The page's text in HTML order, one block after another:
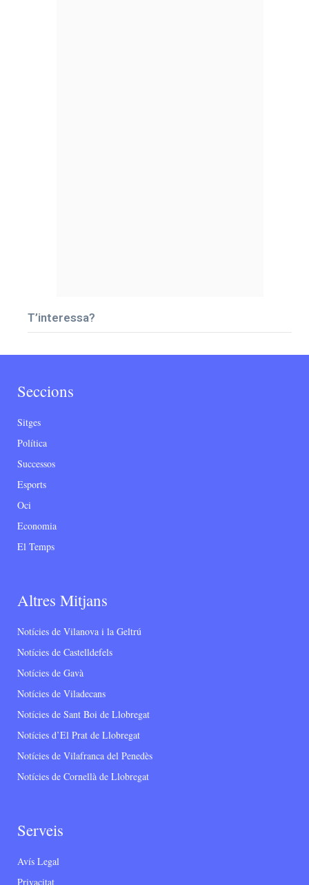
T’interessa?
Seccions
Sitges
Política
Successos
Esports
Oci
Economia
El Temps
Altres Mitjans
Notícies de Vilanova i la Geltrú
Notícies de Castelldefels
Notícies de Gavà
Notícies de Viladecans
Notícies de Sant Boi de Llobregat
Notícies d’El Prat de Llobregat
Notícies de Vilafranca del Penedès
Notícies de Cornellà de Llobregat
Serveis
Avís Legal
Privacitat